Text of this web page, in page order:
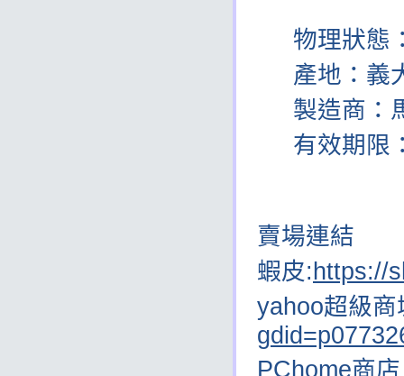
物理狀態
產地：義
製造商：
有效期限
賣場連結
蝦皮: https://
yahoo超級商
PChome商店